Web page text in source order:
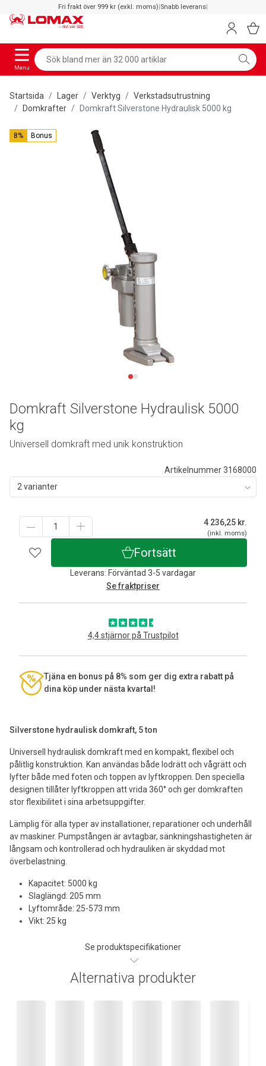
Fri frakt över 999 kr (exkl. moms)|Snabb leverans|
Menu
Startsida Lager Verktyg
Verkstadsutrustning
Domkrafter
Domkraft Silverstone Hydraulisk 5000 kg
8% Bonus
Silverstone hydraulisk domkraft, 5 ton
Universell hydraulisk domkraft med en kompakt, flexibel och
pålitlig konstruktion. Kan användas både lodrätt och vågrätt och
lyfter både med foten och toppen av lyftkroppen. Den speciella
designen tillåter lyftkroppen att vrida 360° och ger domkraften
stor flexibilitet i sina arbetsuppgifter.
Lämplig för alla typer av installationer, reparationer och underhåll
av maskiner. Pumpstången är avtagbar, sänkningshastigheten är
långsam och kontrollerad och hydrauliken är skyddad mot
överbelastning.
Kapacitet: 5000 kg
Slaglängd: 205 mm
Lyftområde: 25-573 mm
Vikt: 25 kg
Se produktspecifikationer
Artikelnummer 3168000
2 varianter
4 236,25 kr.
(inkl. moms)
Fortsätt
Leverans: Förväntad 3-5 vardagar
Se fraktpriser
4,4 stjärnor på Trustpilot
Tjäna en bonus på 8% som ger dig extra rabatt på
dina köp under nästa kvartal!
Domkraft Silverstone Hydraulisk 5000
kg
Universell domkraft med unik konstruktion
Alternativa produkter